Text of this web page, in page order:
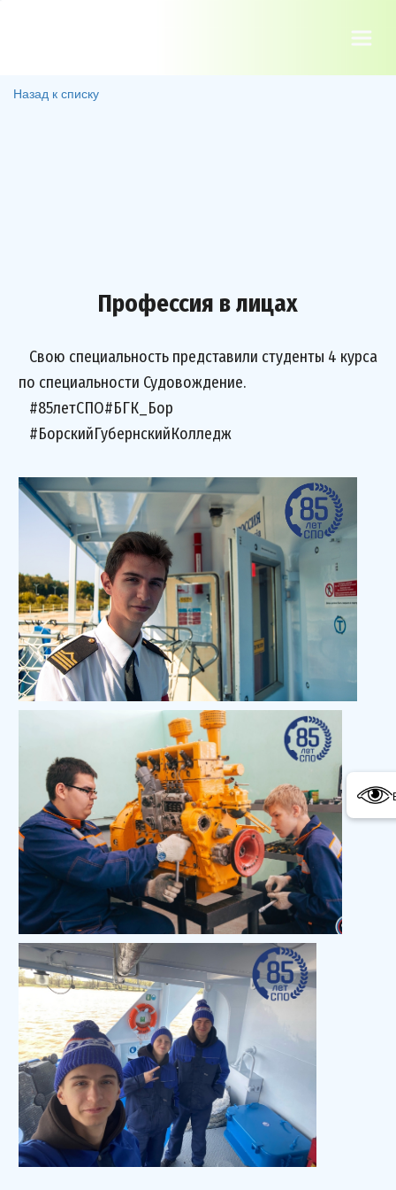
Назад к списку
Профессия в лицах
Свою специальность представили студенты 4 курса
по специальности Судовождение.
#85летСПО#БГК_Бор
#БорскийГубернскийКолледж